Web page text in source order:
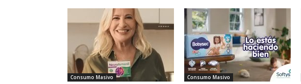
Consumo Masivo Consumo Masivo